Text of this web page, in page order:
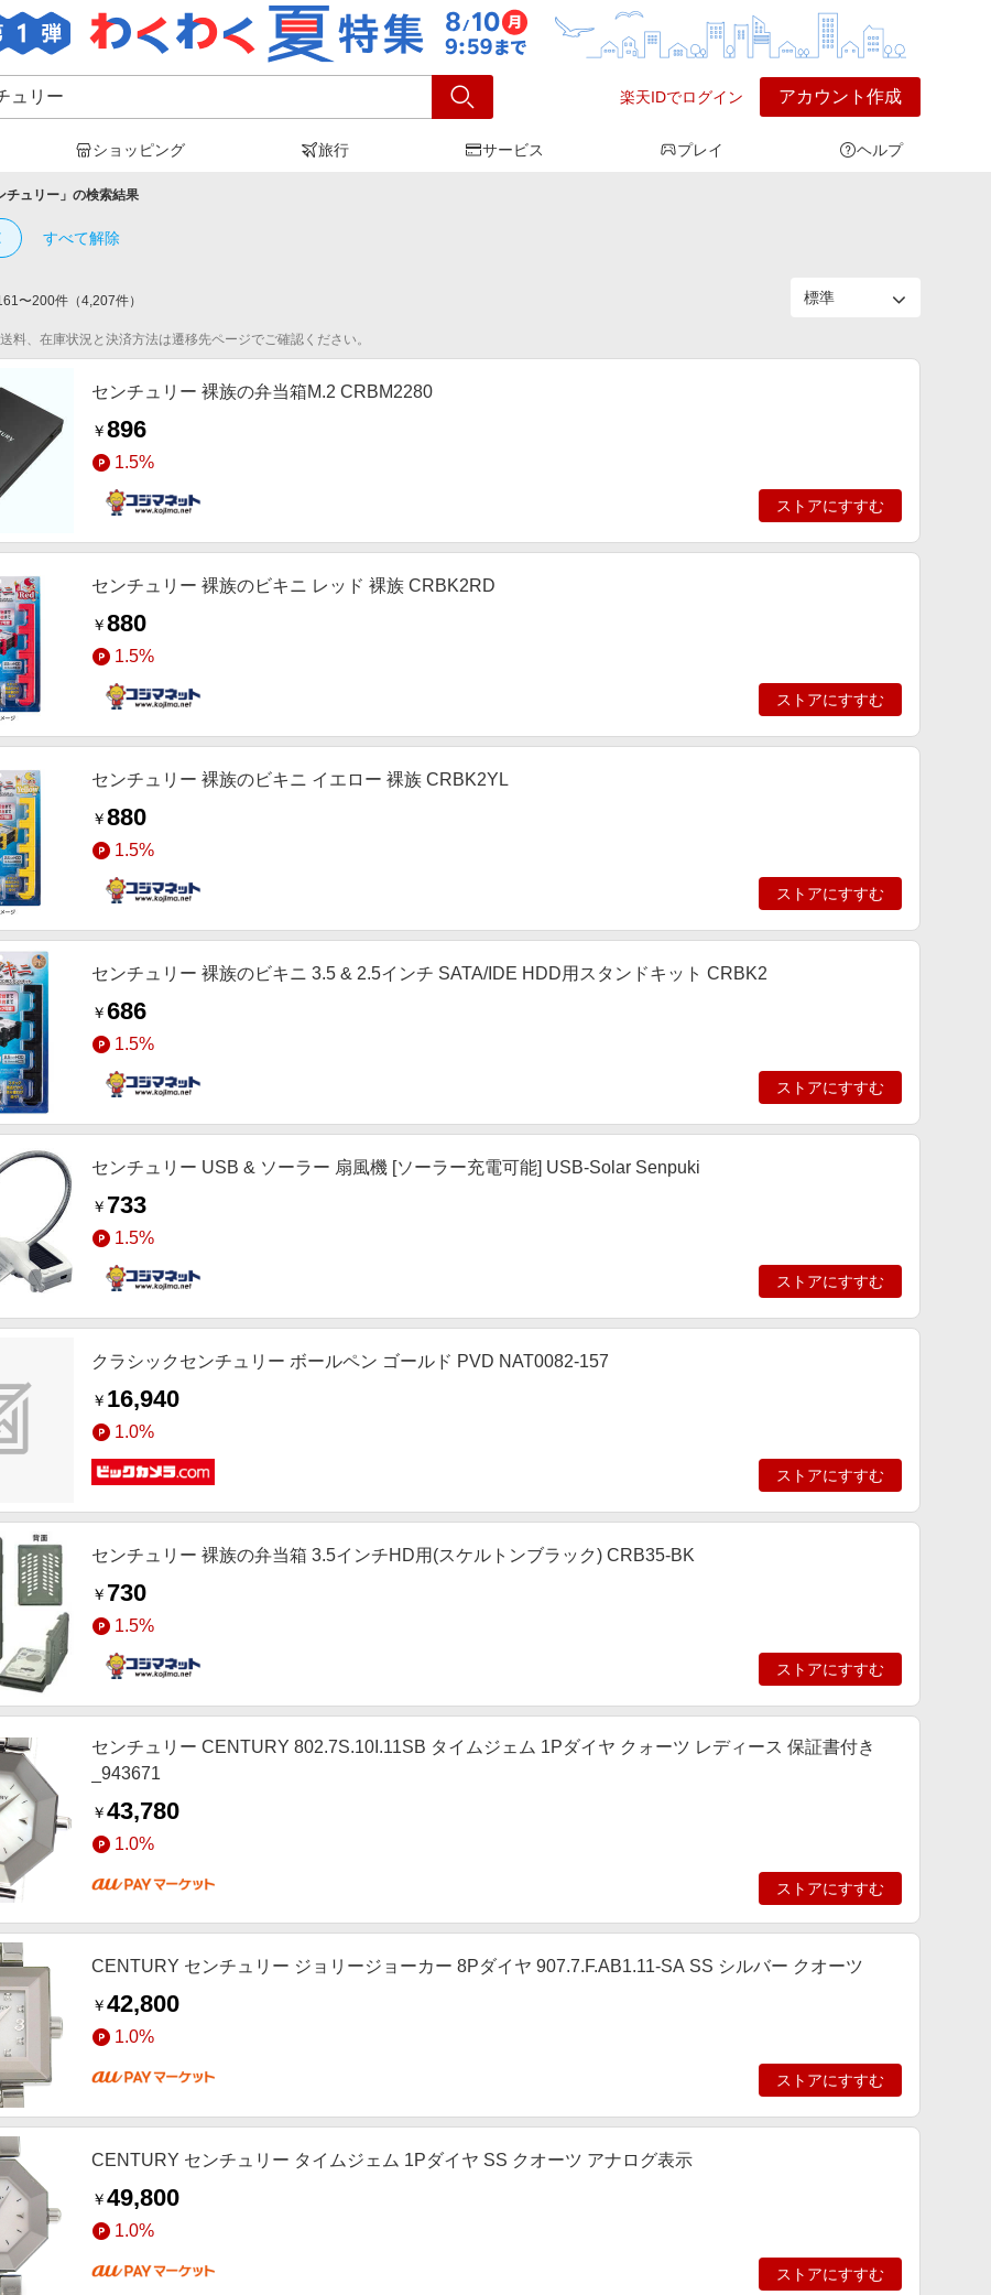
楽天IDでログイン アカウント作成
ショッピング 旅行 サービス プレイ ヘルプ
チュリー 」の検索結果
すべて解除
〜200件 （4,207件）
料、在庫状況と決済方法は遷移先ページでご確認ください。
センチュリー 裸族の弁当箱M.2 CRBM2280
￥896
1.5%
ストアにすすむ
センチュリー 裸族のビキニ レッド 裸族 CRBK2RD
￥880
1.5%
ストアにすすむ
センチュリー 裸族のビキニ イエロー 裸族 CRBK2YL
￥880
1.5%
ストアにすすむ
センチュリー 裸族のビキニ 3.5 & 2.5インチ SATA/IDE HDD用スタンドキット CRBK2
￥686
1.5%
ストアにすすむ
センチュリー USB & ソーラー 扇風機 [ソーラー充電可能] USB-Solar Senpuki
￥ 733
1.5%
ストアにすすむ
クラシックセンチュリー ボールペン ゴールド PVD NAT0082-157
￥ 16,940
1.0%
ストアにすすむ
センチュリー 裸族の弁当箱 3.5インチHD用(スケルトンブラック) CRB35-BK
￥ 730
1.5%
ストアにすすむ
センチュリー CENTURY 802.7S.10I.11SB タイムジェム 1Pダイヤ クォーツ レディース 保証書付き
_943671
￥43,780
1.0%
ストアにすすむ
CENTURY センチュリー ジョリージョーカー 8Pダイヤ 907.7.F.AB1.11-SA SS シルバー クオーツ
￥42,800
1.0%
ストアにすすむ
CENTURY センチュリー タイムジェム 1Pダイヤ SS クオーツ アナログ表示
￥49,800
1.0%
ストアにすすむ